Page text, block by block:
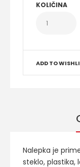
KOLIČINA
ADD TO
Nalepka je
steklo, plastika,